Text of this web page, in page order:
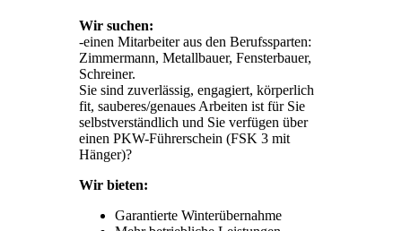
Wir suchen:
-einen Mitarbeiter aus den Berufssparten:
Zimmermann, Metallbauer, Fensterbauer,
Schreiner.
Sie sind zuverlässig, engagiert, körperlich
fit, sauberes/genaues Arbeiten ist für Sie
selbstverständlich und Sie verfügen über
einen PKW-Führerschein (FSK 3 mit
Hänger)?
Wir bieten:
Garantierte Winterübernahme